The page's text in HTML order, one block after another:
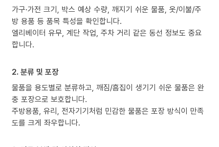
가구·가전 크기, 박스 예상 수량, 깨지기 쉬운 물품, 옷/이불/주
방 용품 등 품목 특성을 확인합니다.
엘리베이터 유무, 계단 작업, 주차 거리 같은 동선 정보도 중요
합니다.
2. 분류 및 포장
물품을 용도별로 분류하고, 깨짐/흠집이 생기기 쉬운 물품은 완
충 포장으로 보호합니다.
주방용품, 유리, 전자기기처럼 민감한 물품은 포장 방식이 만족
도를 크게 좌우합니다.